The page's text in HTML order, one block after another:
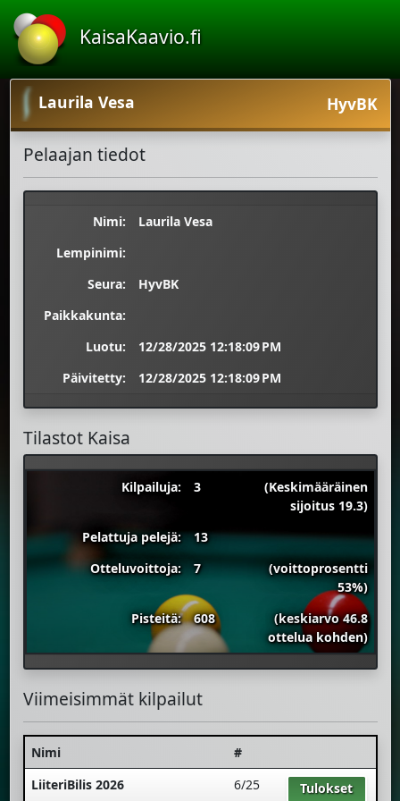
KaisaKaavio.fi
Laurila Vesa HyvBK
Pelaajan tiedot
Nimi:
Laurila Vesa
Lempinimi:
Seura:
HyvBK
Paikkakunta:
Luotu:
12/28/2025 12:18:09 PM
Päivitetty:
12/28/2025 12:18:09 PM
Tilastot Kaisa
Kilpailuja: 3
(Keskimääräinen
sijoitus 19.3)
Pelattuja pelejä:
13
Otteluvoittoja:
7
(voittoprosentti
53%)
Pisteitä:
608
(keskiarvo 46.8
ottelua kohden)
Viimeisimmät kilpailut
Nimi
#
LiiteriBilis 2026
6/25 Tulokset